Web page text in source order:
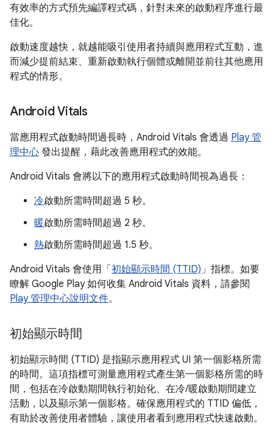
有效率的方式預先編譯程式碼，針對未來的啟動程序進行最
佳化。
啟動速度越快，就越能吸引使用者持續與應用程式互動，進
而減少提前結束、重新啟動執行個體或離開並前往其他應用
程式的情形。
Android Vitals
當應用程式啟動時間過長時，Android Vitals 會透過 Play 管
理中心 發出提醒，藉此改善應用程式的效能。
Android Vitals 會將以下的應用程式啟動時間視為過長：
冷啟動所需時間超過 5 秒。
暖啟動所需時間超過 2 秒。
熱啟動所需時間超過 1.5 秒。
Android Vitals 會使用「 初始顯示時間 (TTID)」指標。如要
瞭解 Google Play 如何收集 Android Vitals 資料，請參閱
Play 管理中心說明文件。
初始顯示時間
初始顯示時間 (TTID) 是指顯示應用程式 UI 第一個影格所需
的時間。這項指標可測量應用程式產生第一個影格所需的時
間，包括在冷啟動期間執行初始化、在冷/暖啟動期間建立
活動，以及顯示第一個影格。確保應用程式的 TTID 偏低，
有助於改善使用者體驗，讓使用者看到應用程式快速啟動。